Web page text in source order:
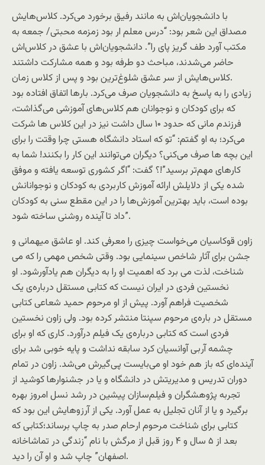
با دانشجویان‌اش به مانند رفیق برخورد می‌کرد. کلاس‌هایش
مصداق این شعر بود: “درس معلم ار بود زمزمه محبتی/ جمعه به
مکتب آورد طف گریز پای را”. دانشجویان‌اش با عشق در کلاس‌اش
حاضر می‌شدند، مباحث دو طرفه بود و همه مشارکت داشتند
.کلاس‌هایش از سر عشق شلوغ‌ترین بود و پس از کلاس زمان
زیادی را به پاسخ به دانشجویان صرف می‌کرد. بارها اتفاق افتاده بود
که برای کودکان و نوجوانان هم کلاس‌های آموزشی می‌گذاشت،
فرزندم مانی که حدود ۱۰ سال داشت نیز در این کلاس ها شرکت
می‌کرد؛ به او گفتم: “تو که استاد دانشگاه هستی چرا وقتت را برای
این بچه ها صرف می‌کنی؟ دیگران می‌توانند این کار را بکنند! شما به
کارهای مهم‌تر برسید”!؟ گفت: “اگر کشوری توسعه یافته و موفق
شده یکی از دلایلش ارائه آموزش کاربردی به کودکان و نوجوانانش
بوده است، باید بهترین آموزش‌ها را در این مقطع سنی به کودکان
داد تا آینده روشنی ساخته شود”.
زاون قوكاسیان می‌خواست چیزی را معرفی کند. او عاشق میهمانی و
جشن برای آثار شاخص سینمایی بود. وقتی شخص مهمی را که می‌
شناخت، لذت می برد که اهمیت او را به دیگران هم یادآورشود. او
نخستین فردی در ایران نیست که کتابی مستقل درباره‌ی یک
شخصیت فراهم آورد. پیش از او مرحوم حمید شعاعی کتابی
مستقل در باره‌ی مرحوم سپنتا منتشر كرده بود. ولی زاون نخستین
فردی است که کتابی درباره‌ی یک فیلم درآورد. کاری که او برای
چشمه آربی آوانسیان کرد سابقه نداشت و پایه خوبی شد برای
آینده‌ای که باز هم خود او می‌بایست پی‌گیرش می‌شد. زاون در تمام
دوران تدریس و مدیریتش در دانشگاه و یا در جشنوارها کوشید از
تجربه پژوهشگران و فیلم‌سازان پیشین در رشد نسل امروز بهره
برگیرد و یا از آنان تجلیل به عمل آورد. یکی از آرزوهایش این بود که
کتابی برای شناخت مرحوم ارحام صدر به چاپ برساند؛کتابی که
بعد از ۵ سال و ۴ روز قبل از مرگش با نام “زندگی در تماشاخانه
اصفهان” چاپ شد و او آن را دید.